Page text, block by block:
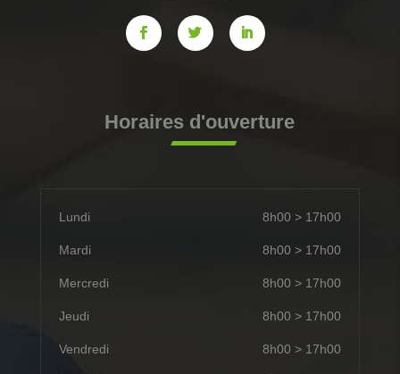
Horaires d'ouverture
Lundi 8h00 > 17h00
Mardi 8h00 > 17h00
Mercredi 8h00 > 17h00
Jeudi 8h00 > 17h00
Vendredi 8h00 > 17h00